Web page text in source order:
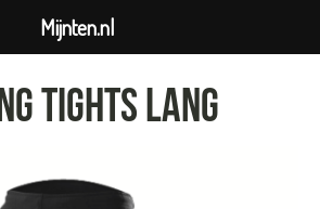
TIGHTS LANG
Mijnten.nl